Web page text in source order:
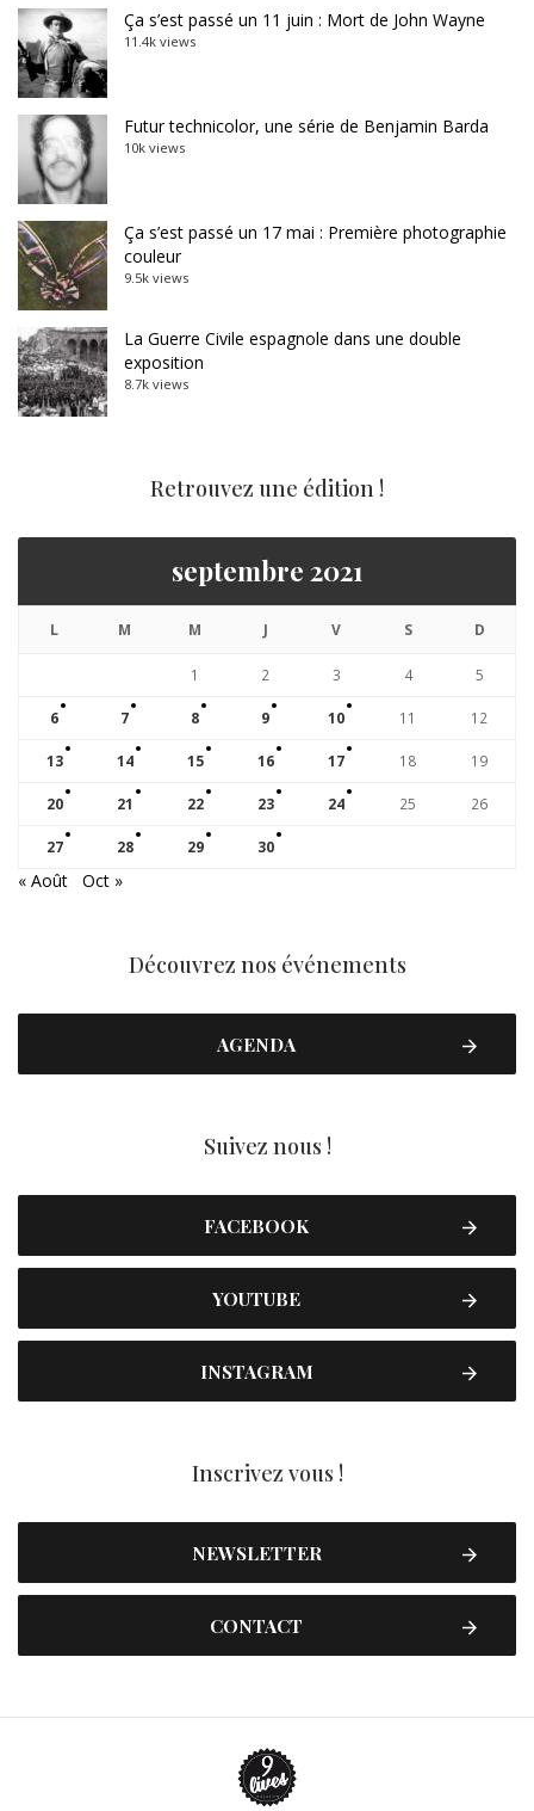
Ça s’est passé un 11 juin : Mort de John Wayne
11.4k views
Futur technicolor, une série de Benjamin Barda
10k views
Ça s’est passé un 17 mai : Première photographie
couleur
9.5k views
La Guerre Civile espagnole dans une double
exposition
8.7k views
Retrouvez une édition !
septembre 2021
L M M J V S D
1 2 3 4 5
6 7 8 9 10 11 12
13 14 15 16 17 18 19
20 21 22 23 24 25 26
27 28 29 30
« Août Oct »
Découvrez nos événements
AGENDA
Suivez nous !
FACEBOOK
YOUTUBE
INSTAGRAM
Inscrivez vous !
NEWSLETTER
CONTACT